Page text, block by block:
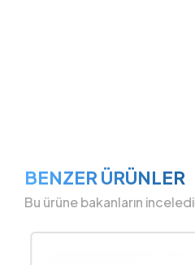
BENZER ÜRÜNLER
Bu ürüne bakanların